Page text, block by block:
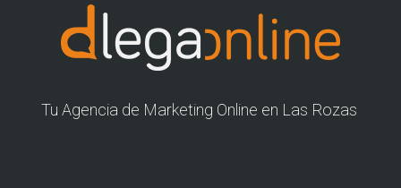
Tu Agencia de Marketing Online en Las Rozas